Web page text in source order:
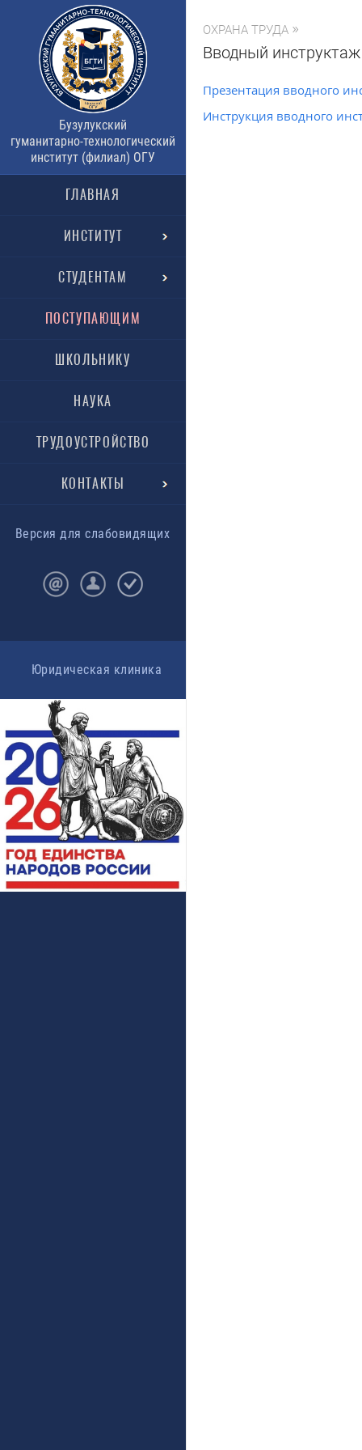
Бузулукский
гуманитарно-технологический
институт (филиал) ОГУ
ГЛАВНАЯ
ИНСТИТУТ
СТУДЕНТАМ
ПОСТУПАЮЩИМ
ШКОЛЬНИКУ
НАУКА
ТРУДОУСТРОЙСТВО
КОНТАКТЫ
Версия для слабовидящих
Юридическая клиника
ОХРАНА ТРУДА »
Вводный
Презентация вводного
Инструкция вводного